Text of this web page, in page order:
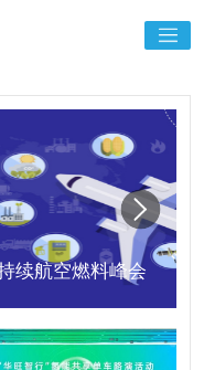
续航空燃料峰会